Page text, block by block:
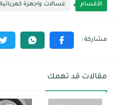
الأقسام غسالات واجهزة كهربائية
مقالات قد تهمك